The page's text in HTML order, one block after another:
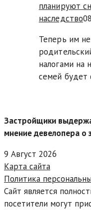
планируют
наследство
Теперь им
налогами на
семей будет
Застройщики
мнение девелопера о
9 Август 2026
Карта сайта
Политика
Сайт является
посетители могут